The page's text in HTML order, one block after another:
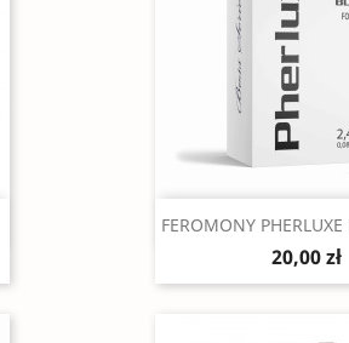
Szybki
FEROMONY
20,00 zł